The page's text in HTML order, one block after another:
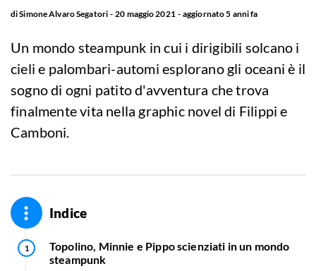
diSimone Alvaro Segatori 20 maggio 2021 aggiornato5 anni fa
Un mondo steampunk in cui i dirigibili solcano i
cieli e palombari-automi esplorano gli oceani è il
sogno di ogni patito d'avventura che trova
finalmente vita nella graphic novel di Filippi e
Camboni.
Indice
Topolino, Minnie e Pippo scienziati in un mondo
steampunk